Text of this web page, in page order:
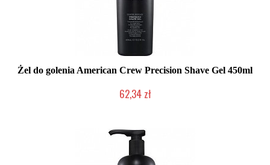
Żel do golenia American Crew Precision Shave Gel 450ml
62,34 zł